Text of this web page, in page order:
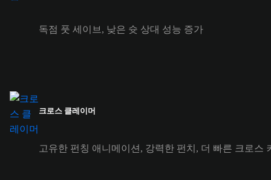
독점 풋 세이브, 낮은 슛 상대 성능 증가
크로스 클레이머
고유한 펀칭 애니메이션, 강력한 펀치, 더 빠른 크로스